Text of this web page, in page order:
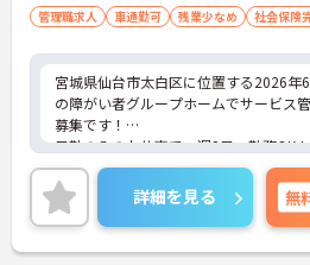
管理職求人 車通勤可 残業少なめ 社会保険
宮城県仙台市太白区に位置する2026年
の障がい者グループホームでサービス
募集です！
日勤のみのお仕事で、週2日～勤務OK
談も可能なため自分のペースで働くこ
◎昇給制度があり、頑張りが評価されて
還元されます。
こちらの求人にご興味がございました
ントもお伝えしますので是非ご応募お
詳細を見る 無